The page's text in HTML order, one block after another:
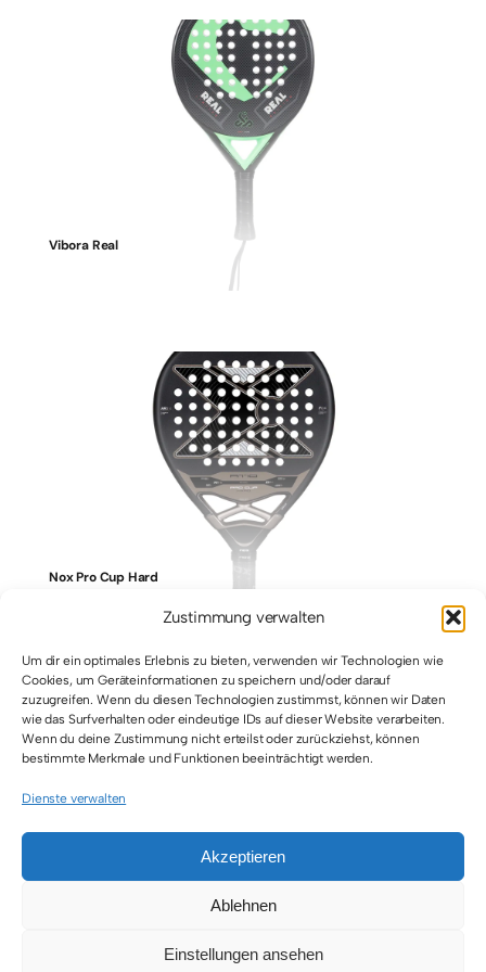
Zustimmung verwalten
Um dir ein optimales Erlebnis zu bieten, verwenden wir Technologien wie
Cookies, um Geräteinformationen zu speichern und/oder darauf
zuzugreifen. Wenn du diesen Technologien zustimmst, können wir Daten
wie das Surfverhalten oder eindeutige IDs auf dieser Website verarbeiten.
Wenn du deine Zustimmung nicht erteilst oder zurückziehst, können
bestimmte Merkmale und Funktionen beeinträchtigt werden.
Dienste verwalten
Akzeptieren
Ablehnen
Einstellungen ansehen
Vibora Real
Nox Pro Cup Hard